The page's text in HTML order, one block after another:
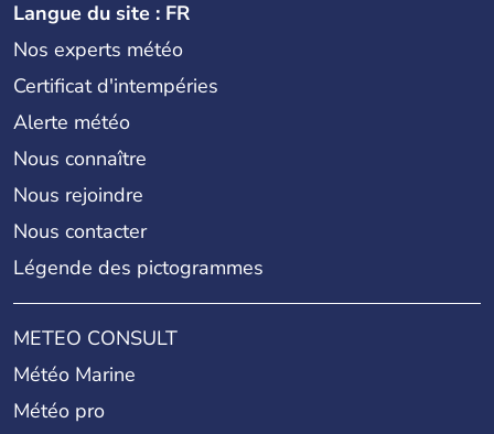
Langue du site : FR
Nos experts météo
Certificat d'intempéries
Alerte météo
Nous connaître
Nous rejoindre
Nous contacter
Légende des pictogrammes
METEO CONSULT
Météo Marine
Météo pro